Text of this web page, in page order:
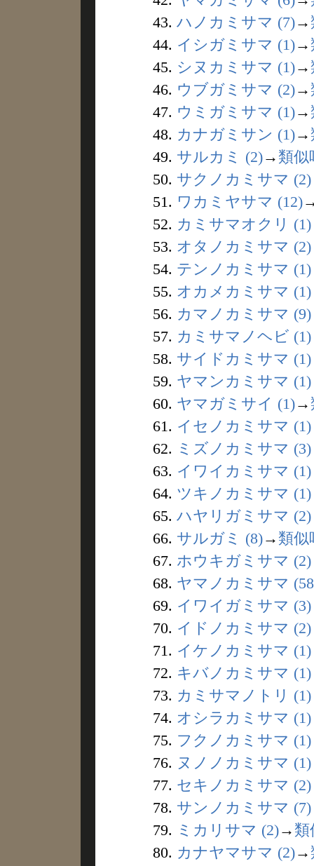
43. ハノカミサマ (7)→
44. イシガミサマ (1)→
45. シヌカミサマ (1)→
46. ウブガミサマ (2)→
47. ウミガミサマ (1)→
48. カナガミサン (1)→
49. サルカミ (2)→ 類似
50. サクノカミサマ (2)
51. ワカミヤサマ (12)
52. カミサマオクリ (1)
53. オタノカミサマ (2)
54. テンノカミサマ (1)
55. オカメカミサマ (1)
56. カマノカミサマ (9)
57. カミサマノヘビ (1)
58. サイドカミサマ (1)
59. ヤマンカミサマ (1)
60. ヤマガミサイ (1)→
61. イセノカミサマ (1)
62. ミズノカミサマ (3)
63. イワイカミサマ (1)
64. ツキノカミサマ (1)
65. ハヤリガミサマ (2)
66. サルガミ (8)→ 類似
67. ホウキガミサマ (2)
68. ヤマノカミサマ
69. イワイガミサマ (3)
70. イドノカミサマ (2)
71. イケノカミサマ (1)
72. キバノカミサマ (1)
73. カミサマノトリ (1)
74. オシラカミサマ (1)
75. フクノカミサマ (1)
76. ヌノノカミサマ (1)
77. セキノカミサマ (2)
78. サンノカミサマ (7)
79. ミカリサマ (2)→ 類
80. カナヤマサマ (2)→